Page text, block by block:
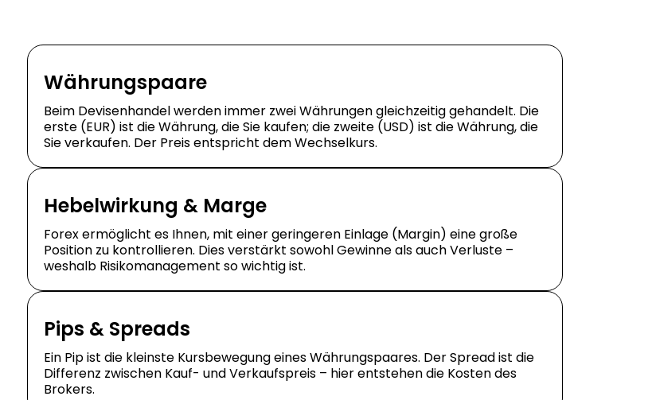
Währungspaare
Beim Devisenhandel werden immer zwei Währungen gleichzeitig gehandelt. Die
erste (EUR) ist die Währung, die Sie kaufen; die zweite (USD) ist die Währung, die
Sie verkaufen. Der Preis entspricht dem Wechselkurs.
Hebelwirkung & Marge
Forex ermöglicht es Ihnen, mit einer geringeren Einlage (Margin) eine große
Position zu kontrollieren. Dies verstärkt sowohl Gewinne als auch Verluste –
weshalb Risikomanagement so wichtig ist.
Pips & Spreads
Ein Pip ist die kleinste Kursbewegung eines Währungspaares. Der Spread ist die
Differenz zwischen Kauf- und Verkaufspreis – hier entstehen die Kosten des
Brokers.